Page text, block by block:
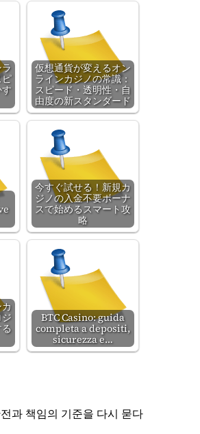
仮想通貨が変えるオン
ラインカジノの常識：
スピード・透明性・自
由度の新スタンダード
今すぐ試せる！新規カ
ジノの入金不要ボーナ
スで始めるスマート攻
略
BTC Casino: guida
completa a depositi,
sicurezza e…
과 책임의 기준을 다시 묻다